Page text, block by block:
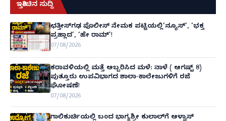
ಇತ್ತೀಚಿನ ಸುದ್ದಿ
ಛತ್ತೀಸ್‌ಗಢ ಪೊಲೀಸ್ ನೇಮಕ ಪಟ್ಟಿಯಲ್ಲಿ‘ನ್ಯೂಸ್’, ‘ಭಕ್ತ
ಪ್ರಹ್ಲಾದ’, ‘ಹೇ ರಾಮ್’!
07/08/2026
ಕರಾವಳಿಯಲ್ಲಿ ಮತ್ತೆ ಅಬ್ಬರಿಸಿದ ಮಳೆ: ನಾಳೆ ( ಆಗಷ್ಟ್ 8)
ಪುತ್ತೂರು ಉಪವಿಭಾಗದ ಶಾಲಾ-ಕಾಲೇಜುಗಳಿಗೆ ರಜೆ
ಘೋಷಣೆ!
07/08/2026
ಗಾಲಿಕುರ್ಚಿಯಲ್ಲಿ ಬಂದ ಭಾಗ್ಯಶ್ರೀ ಕುಲಾಲ್‌ಗೆ ಆಳ್ವಾಸ್